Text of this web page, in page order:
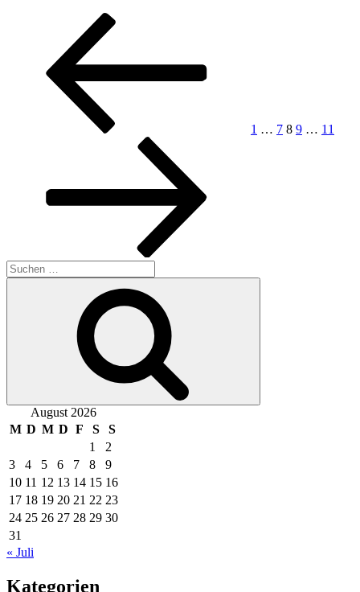
Seitennummerierung
Beiträge
1 … 7 8 9 … 11
Suchen
nach:
August 2026
M D M D F S
S
1
2
3
4 5 6 7 8
9
10 11 12 13 14 15 16
17 18 19 20 21 22 23
24 25 26 27 28 29 30
31
« Juli
Kategorien